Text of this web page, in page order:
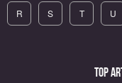
R S T U
Top